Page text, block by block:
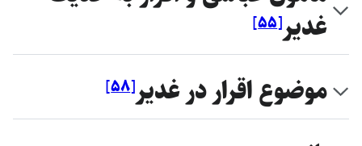
غدير[۵۵]
موضوع اقرار در غدير[۵۸]